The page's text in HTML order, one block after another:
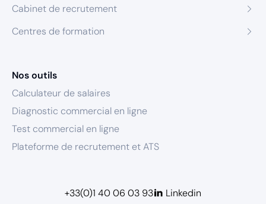
Cabinet de recrutement
Centres de formation
Nos outils
Calculateur de salaires
Diagnostic commercial en ligne
Test commercial en ligne
Plateforme de recrutement et ATS
+33(0)1 40 06 03 93 Linkedin